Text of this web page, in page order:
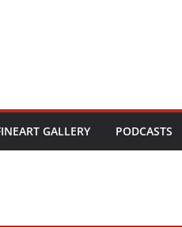
GALLERY PODCASTS